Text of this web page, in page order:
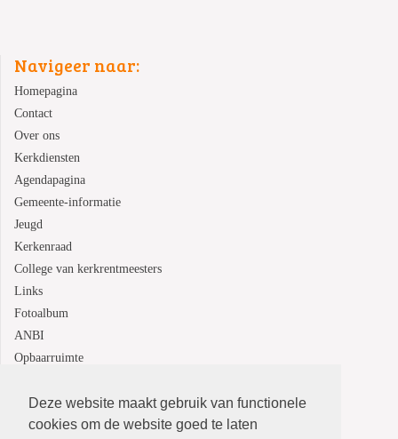
Deze website maakt gebruik van functionele
cookies om de website goed te laten
Navigeer naar:
Homepagina
Contact
Over ons
Kerkdiensten
Agendapagina
Gemeente-informatie
Jeugd
Kerkenraad
College van kerkrentmeesters
Links
Fotoalbum
ANBI
Opbaarruimte
Protestantsekerk.net is een samenwerking tussen de